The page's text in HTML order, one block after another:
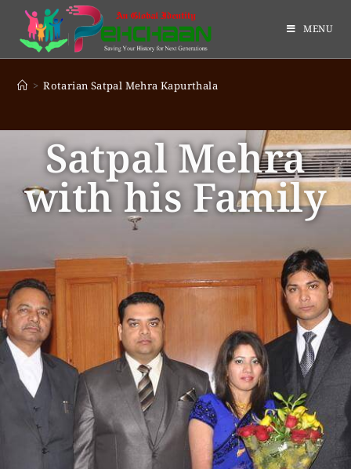
MENU
> Rotarian Satpal Mehra Kapurthala
Satpal Mehra
with his Family